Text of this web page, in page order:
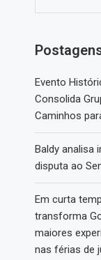
Evento
Consolida
Caminhos
Baldy analisa
disputa ao
Em curta
transforma
maiores
nas férias de